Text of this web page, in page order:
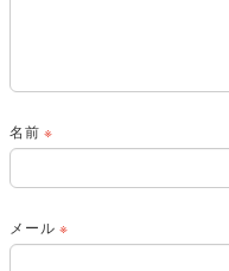
名前※
メール※